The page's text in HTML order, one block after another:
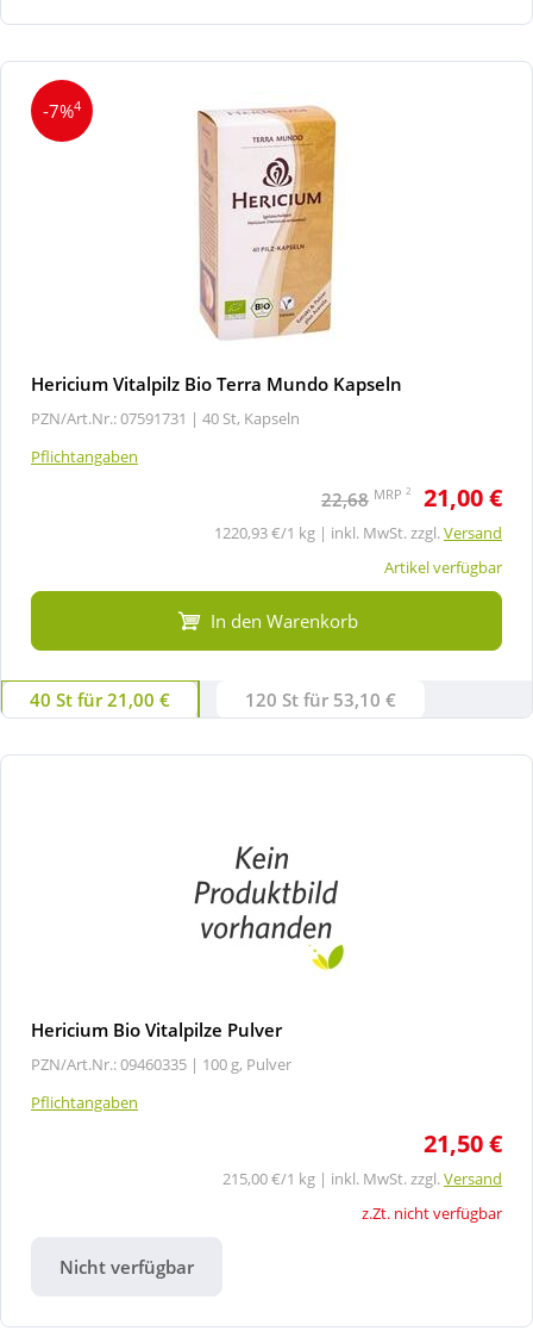
-7%4
Hericium Vitalpilz Bio Terra Mundo Kapseln
PZN/Art.Nr.: 07591731 | 40 St, Kapseln
Pflichtangaben
22,68 MRP 2 21,00 €
1220,93 €/1 kg | inkl. MwSt. zzgl.Versand
Artikel verfügbar
In den Warenkorb
40 St für 21,00 € 120 St für 53,10 €
Hericium Bio Vitalpilze Pulver
PZN/Art.Nr.: 09460335 | 100 g, Pulver
Pflichtangaben
21,50 €
215,00 €/1 kg | inkl. MwSt. zzgl.Versand
z.Zt. nicht verfügbar
Nicht verfügbar